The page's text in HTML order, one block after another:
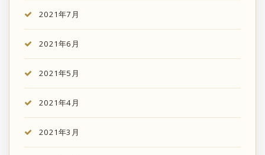
2021年7月
2021年6月
2021年5月
2021年4月
2021年3月